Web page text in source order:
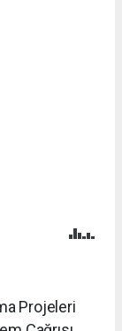
Projeleri